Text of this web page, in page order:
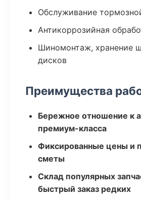
Обслуживание
Антикоррозийная
Шиномонтаж, хранение
дисков
Преимущества
Бережное отношение к
премиум-класса
Фиксированные цены и
сметы
Склад популярных
быстрый заказ редких